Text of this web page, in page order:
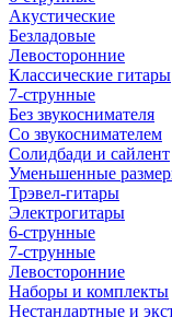
Акустические
Безладовые
Левосторонние
Классические гитары
7-струнные
Без звукоснимателя
Со звукоснимателем
Солидбади и сайлент
Уменьшенные
Трэвел-гитары
Электрогитары
6-струнные
7-струнные
Левосторонние
Наборы и комплекты
Нестандартные и